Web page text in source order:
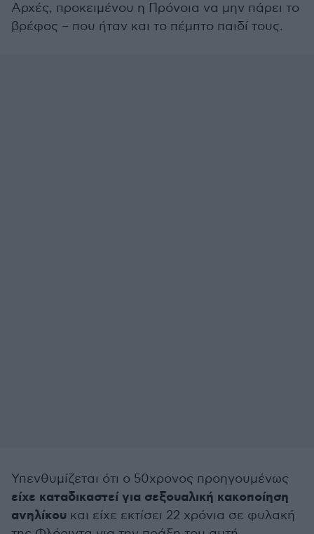
Αρχές, προκειμένου η Πρόνοια να μην πάρει το
βρέφος – που ήταν και το πέμπτο παιδί τους.
Υπενθυμίζεται ότι ο 50χρονος προηγουμένως
είχε καταδικαστεί για σεξουαλική κακοποίηση
ανηλίκου και είχε εκτίσει 22 χρόνια σε φυλακή